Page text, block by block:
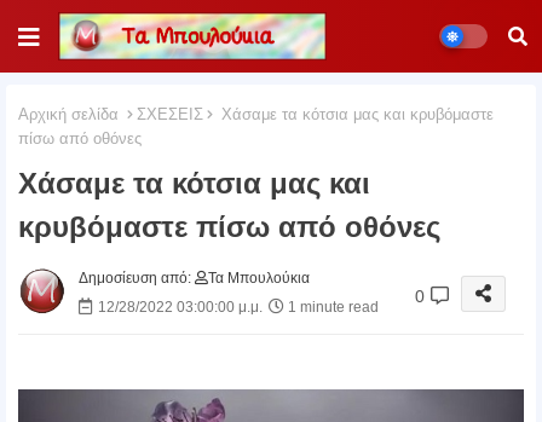
Αρχική σελίδα ΣΧΕΣΕΙΣ
Χάσαμε τα κότσια μας και κρυβόμαστε
πίσω από οθόνες
Χάσαμε τα κότσια μας και
κρυβόμαστε πίσω από οθόνες
Δημοσίευση από:
Τα Μπουλούκια
12/28/2022 03:00:00 μ.μ.
1 minute read
0